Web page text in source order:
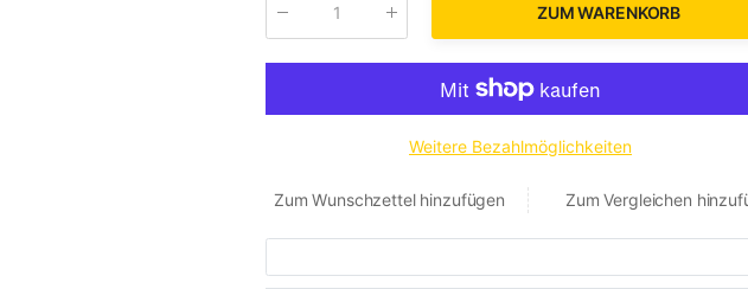
ZUM WARENKORB
Weitere Bezahlmöglichkeiten
Zum Wunschzettel hinzufügen Zum Vergleichen